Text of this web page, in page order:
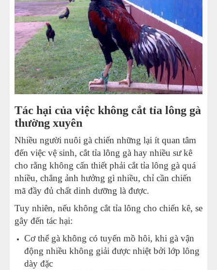
Tác hại của việc không cắt tỉa lông gà
thường xuyên
Nhiều người nuôi gà chiến những lại ít quan tâm
đến việc vệ sinh, cắt tỉa lông gà hay nhiều sư kê
cho rằng không cấn thiết phải cắt tỉa lông gà quá
nhiều, chẳng ảnh hưởng gì nhiều, chỉ cần chiến
mã đầy đủ chất dinh dưỡng là được.
Tuy nhiên, nếu không cắt tỉa lông cho chiến kê, se
gây đến tác hại:
Cơ thể gà không có tuyến mồ hôi, khi gà vận
động nhiều không giải được nhiệt bởi lớp lông
dày đặc
MÁY CHẾ BIẾN THỊT